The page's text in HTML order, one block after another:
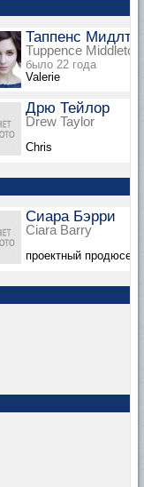
Таппенс
Tuppence Middleton
было 22 года
Valerie
Дрю Тейлор
Drew Taylor
Chris
Сиара Бэрри
Ciara Barry
проектный продюсер